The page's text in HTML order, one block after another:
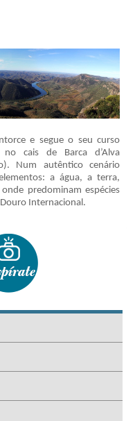
e segue o seu curso
cais de Barca d’Alva
Num autêntico cenário
a água, a terra,
predominam espécies
Internacional.